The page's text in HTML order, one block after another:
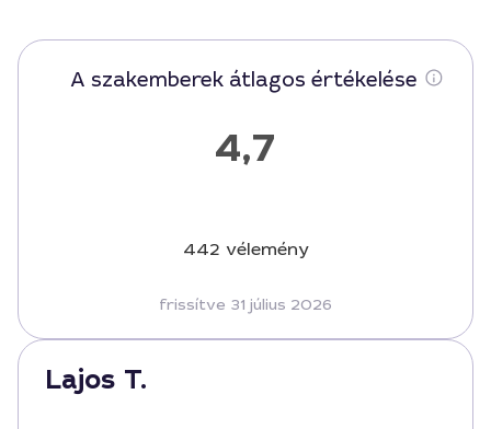
A szakemberek átlagos értékelése
4,7
442 vélemény
frissítve 31 július 2026
Lajos T.